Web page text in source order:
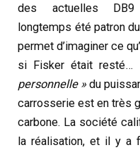
des actuelles
longtemps été patron
permet d’imaginer ce
si Fisker était resté…
personnelle »du
carrosserie est en très
carbone. La société
la réalisation, et il y a